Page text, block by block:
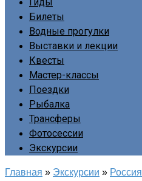
Билеты
Водные прогулки
Выставки и лекции
Квесты
Мастер-классы
Поездки
Рыбалка
Трансферы
Фотосессии
Экскурсии
Главная » Экскурсии » Россия